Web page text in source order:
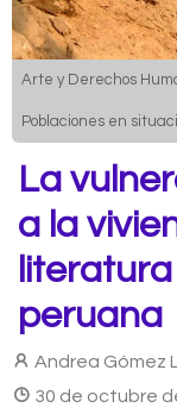
Arte y Derechos
Poblaciones en
La
a la
peruana
Andrea Gómez
30 de octubre